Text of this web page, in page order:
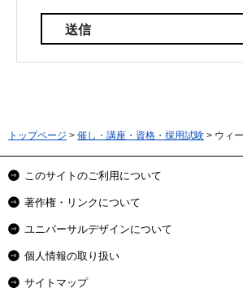
トップページ > 催し・講座・資格・採用試験 > ウィ
このサイトのご利用について
著作権・リンクについて
ユニバーサルデザインについて
個人情報の取り扱い
サイトマップ